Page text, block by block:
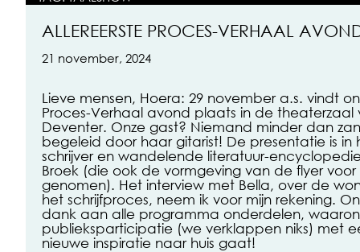
ALLEREERSTE PROCES-VERHAAL
21 november, 2024
Lieve mensen, Hoera: 29 november a.s. vindt
Proces-Verhaal avond plaats in de theaterzaal
Deventer. Onze gast? Niemand minder dan
begeleid door haar gitarist! De presentatie is in
schrijver en wandelende literatuur-
Broek (die ook de vormgeving van de flyer voor
genomen). Het interview met Bella, over de
het schrijfproces, neem ik voor mijn rekening.
dank aan alle programma onderdelen,
publieksparticipatie (we verklappen niks) met
nieuwe inspiratie naar huis gaat!